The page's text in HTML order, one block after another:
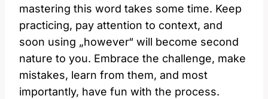
mastering this word takes some time. Keep
practicing, pay attention to context, and
soon using „however“ will become second
nature to you. Embrace the challenge, make
mistakes, learn from them, and most
importantly, have fun with the process.